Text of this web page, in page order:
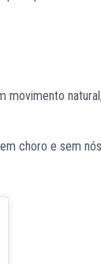
choro e sem